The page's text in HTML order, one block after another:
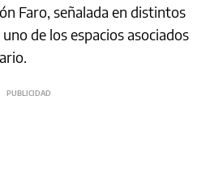
Faro, señalada en distintos
de los espacios asociados